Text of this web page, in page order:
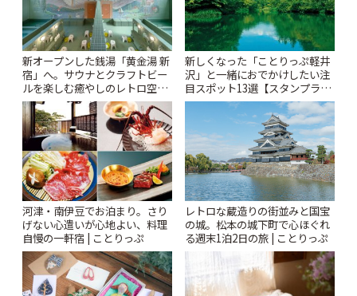
新オープンした銭湯「黄金湯 新
宿」へ。サウナとクラフトビー
ルを楽しむ癒やしのレトロ空間
| ことりっぷ
新しくなった「ことりっぷ軽井
沢」と一緒におでかけしたい注
目スポット13選【スタンプラリ
ー開催中】 | ことりっぷ
河津・南伊豆でお泊まり。さり
げない心遣いが心地よい、料理
自慢の一軒宿 | ことりっぷ
レトロな蔵造りの街並みと国宝
の城。松本の城下町で心ほぐれ
る週末1泊2日の旅 | ことりっぷ